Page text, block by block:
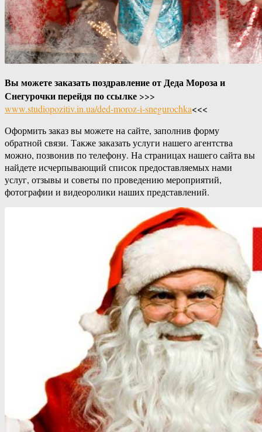
Вы можете заказать поздравление от Деда Мороза и
Снегурочки перейдя по ссылке >>>
www.studiopozitiv.in.ua/ded-moroz-i-snegurochka<<<
Оформить заказ вы можете на сайте, заполнив форму
обратной связи. Также заказать услуги нашего агентства
можно, позвонив по телефону. На страницах нашего сайта вы
найдете исчерпывающий список предоставляемых нами
услуг, отзывы и советы по проведению мероприятий,
фотографии и видеоролики наших представлений.